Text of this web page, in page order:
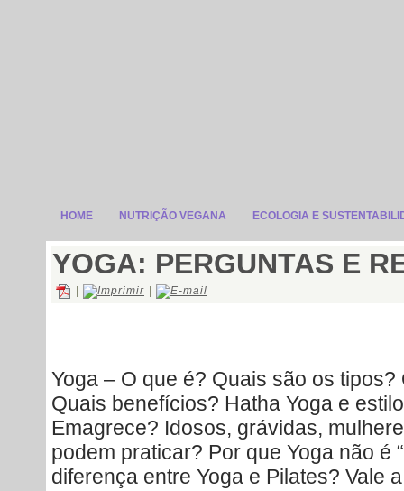
HOME NUTRIÇÃO VEGANA ECOLOGIA E
YOGA: PERGUNTAS E
Yoga – O que é? Quais são os
Quais benefícios? Hatha Yoga e
Emagrece? Idosos, grávidas,
podem praticar? Por que Yoga não é
diferença entre Yoga e Pilates? Vale